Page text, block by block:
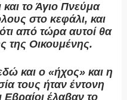
και το Άγιο Πνεύμα
στο κεφάλι, και
από τώρα αυτοί θα
της Οικουμένης.
και ο «ήχος» και η
τους ήταν έντονη
Εβραίοι έλαβαν το